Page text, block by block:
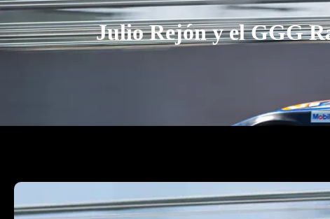
Julio Rejón y el GGG